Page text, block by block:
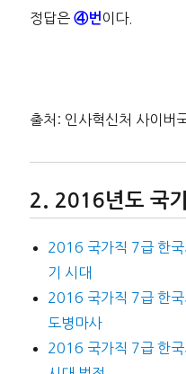
정답은④번 이다.
출처: 인사혁신처 사이버
2016년도 국
2016 국가직 7급 한
기 시대
2016 국가직 7급 한국
도병마사
2016 국가직 7급 한국